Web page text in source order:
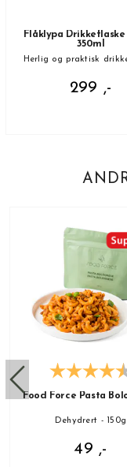
Flåklypa Drikkeflaske
350ml
Herlig og praktisk
299 ,-
Food Force Pasta
Dehydrert - 150g
49 ,-